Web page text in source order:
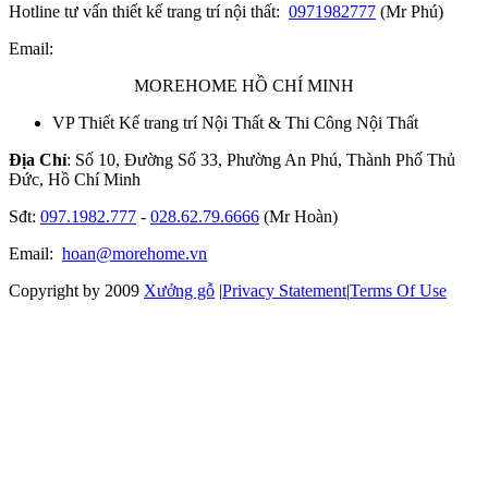
Hotline tư vấn thiết kế trang trí nội thất: 0971982777 (Mr Phú)
Email:
MOREHOME HỒ CHÍ MINH
VP Thiết Kế trang trí Nội Thất & Thi Công Nội Thất
Địa Chỉ: Số 10, Đường Số 33, Phường An Phú, Thành Phố Thủ
Đức, Hồ Chí Minh
Sđt: 097.1982.777 - 028.62.79.6666 (Mr Hoàn)
Email: hoan@morehome.vn
Copyright by 2009 Xưởng gỗ |Privacy Statement|Terms Of Use